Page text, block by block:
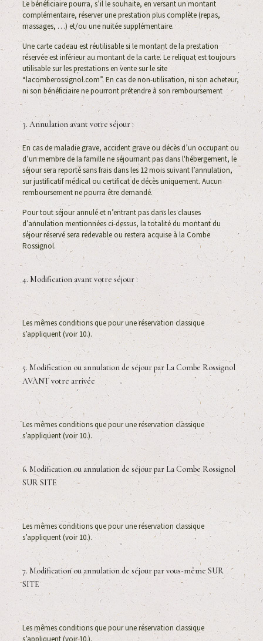
Le bénéficiaire pourra, s’il le souhaite, en versant un montant
complémentaire, réserver une prestation plus complète (repas,
massages, …) et/ou une nuitée supplémentaire.
Une carte cadeau est réutilisable si le montant de la prestation
réservée est inférieur au montant de la carte. Le reliquat est toujours
utilisable sur les prestations en vente sur le site
“lacomberossignol.com”. En cas de non-utilisation, ni son acheteur,
ni son bénéficiaire ne pourront prétendre à son remboursement
3. Annulation avant votre séjour :
En cas de maladie grave, accident grave ou décès d’un occupant ou
d’un membre de la famille ne séjournant pas dans l'hébergement, le
séjour sera reporté sans frais dans les 12 mois suivant l’annulation,
sur justificatif médical ou certificat de décès uniquement. Aucun
remboursement ne pourra être demandé.
Pour tout séjour annulé et n’entrant pas dans les clauses
d’annulation mentionnées ci-dessus, la totalité du montant du
séjour réservé sera redevable ou restera acquise à la Combe
Rossignol.
4. Modification avant votre séjour :
Les mêmes conditions que pour une réservation classique
s’appliquent (voir 10.).
5. Modification ou annulation de séjour par La Combe Rossignol
AVANT votre arrivée
Les mêmes conditions que pour une réservation classique
s’appliquent (voir 10.).
6. Modification ou annulation de séjour par La Combe Rossignol
SUR SITE
Les mêmes conditions que pour une réservation classique
s’appliquent (voir 10.).
7. Modification ou annulation de séjour par vous-même SUR
SITE
Les mêmes conditions que pour une réservation classique